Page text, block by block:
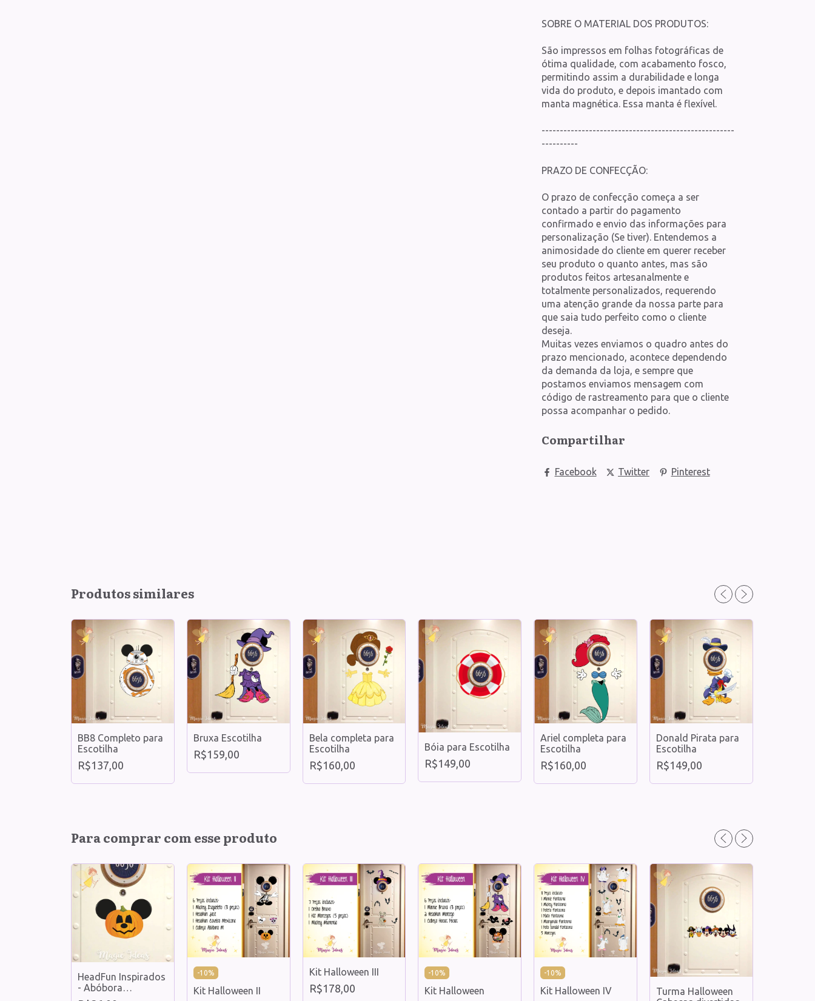
SOBRE O MATERIAL DOS PRODUTOS:
São impressos em folhas fotográficas de
ótima qualidade, com acabamento fosco,
permitindo assim a durabilidade e longa
vida do produto, e depois imantado com
manta magnética. Essa manta é flexível.
-----------------------------------------------------
----------
PRAZO DE CONFECÇÃO:
O prazo de confecção começa a ser
contado a partir do pagamento
confirmado e envio das informações para
personalização (Se tiver). Entendemos a
animosidade do cliente em querer receber
seu produto o quanto antes, mas são
produtos feitos artesanalmente e
totalmente personalizados, requerendo
uma atenção grande da nossa parte para
que saia tudo perfeito como o cliente
deseja.
Muitas vezes enviamos o quadro antes do
prazo mencionado, acontece dependendo
da demanda da loja, e sempre que
postamos enviamos mensagem com
código de rastreamento para que o cliente
possa acompanhar o pedido.
Compartilhar
Facebook Twitter Pinterest
Produtos similares
BB8 Completo para
Escotilha
R$137,00
Bruxa Escotilha
R$159,00
Bela completa para
Escotilha
R$160,00
Bóia para Escotilha
R$149,00
Ariel completa para
Escotilha
R$160,00
Donald Pirata para
Escotilha
R$149,00
Para comprar com esse produto
HeadFun Inspirados
- Abóbora
Halloween
-10%
Kit Halloween II
Kit Halloween III
R$178,00
-10%
Kit Halloween
-10%
Kit Halloween IV
Turma Halloween